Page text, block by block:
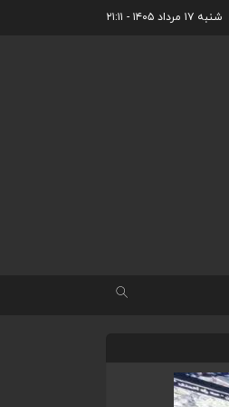
شنبه ۱۷ مرداد ۱۴۰۵ - ۲۱:۱۱